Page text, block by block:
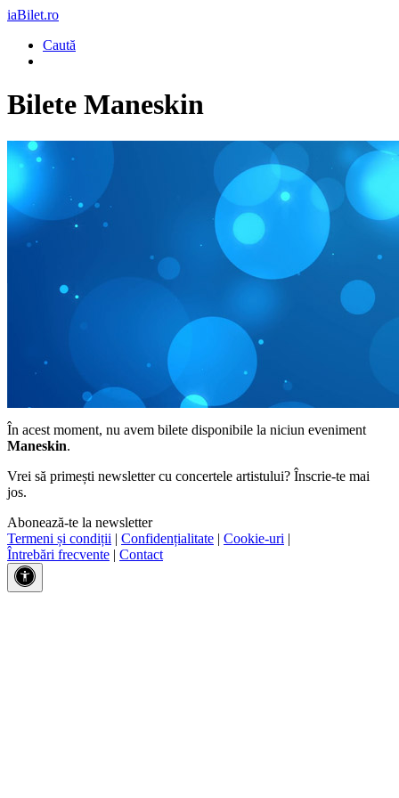
iaBilet.ro
Caută
Bilete Maneskin
În acest moment, nu avem bilete disponibile la niciun eveniment
Maneskin.
Vrei să primești newsletter cu concertele artistului? Înscrie-te mai
jos.
Abonează-te la newsletter
Termeni și condiții | Confidențialitate | Cookie-uri |
Întrebări frecvente | Contact